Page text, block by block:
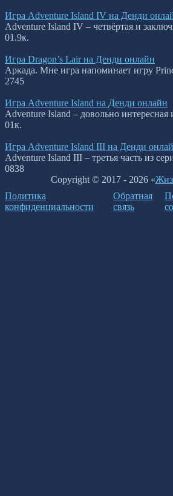
Игра Adventure Island IV на Денди
Adventure Island IV – четвёртая и
01.9к.
Игра Dragon’s Lair на Денди онлайн
Аркада. Мне игра напоминает игру
2745
Игра Adventure Island на Денди онлайн
Adventure Island – довольно интересная
01к.
Игра Adventure Island III на Денди
Adventure Island III – третья часть из
0838
Copyright © 2017 - 2026 «
Политика
конфиденциальности
Обратная
связь